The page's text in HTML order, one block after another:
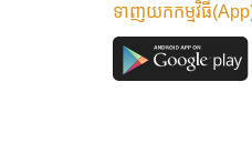
ទាញយកកម្មវិធី